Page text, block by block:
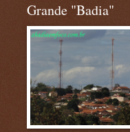
Grande "Badia"